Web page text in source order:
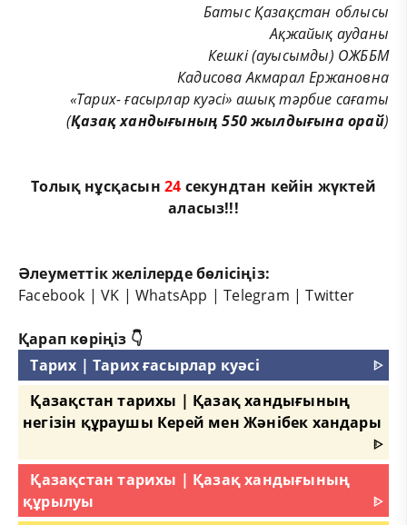
Батыс Қазақстан облысы
Ақжайық ауданы
Кешкі (ауысымды) ОЖББМ
Кадисова Акмарал Ержановна
«Тарих- ғасырлар куәсі» ашық тәрбие сағаты
(Қазақ хандығының 550 жылдығына орай)
Толық нұсқасын24 секундтан кейін жүктей
аласыз!!!
Әлеуметтік желілерде бөлісіңіз:
Facebook |VK |WhatsApp |Telegram |Twitter
Қарап көріңіз 👇
Тарих | Тарих ғасырлар куәсі
ᐈ
Қазақстан тарихы | Қазақ хандығының
негізін құраушы Керей мен Жәнібек хандары
ᐈ
Қазақстан тарихы | Қазақ хандығының
құрылуы
ᐈ